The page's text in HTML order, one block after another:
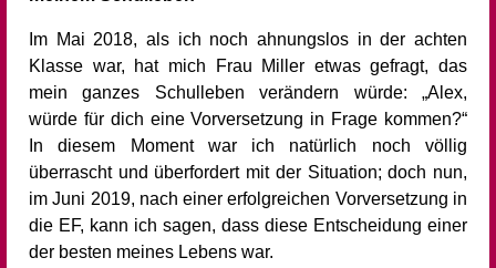
Bastionstr. 24, 40213 Düsseldorf
Im Mai 2018, als ich noch ahnungslos in der achten
Klasse war, hat mich Frau Miller etwas gefragt, das
mein ganzes Schulleben verändern würde: „Alex,
würde für dich eine Vorversetzung in Frage kommen?“
In diesem Moment war ich natürlich noch völlig
überrascht und überfordert mit der Situation; doch nun,
im Juni 2019, nach einer erfolgreichen Vorversetzung in
die EF, kann ich sagen, dass diese Entscheidung einer
der besten meines Lebens war.